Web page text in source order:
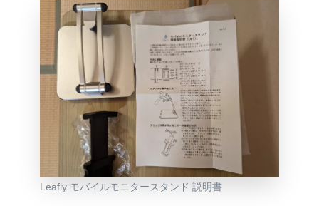
Leafly モバイルモニタースタンド 説明書